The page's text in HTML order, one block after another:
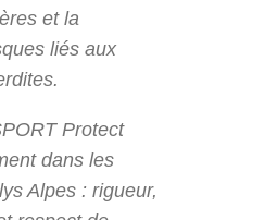
et la
liés aux
Protect
dans les
Alpes : rigueur,